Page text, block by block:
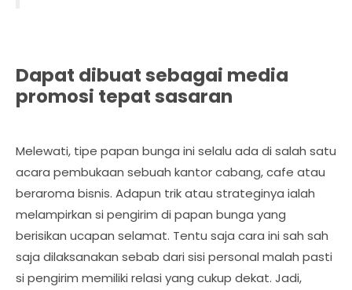
Dapat dibuat sebagai media
promosi tepat sasaran
Melewati, tipe papan bunga ini selalu ada di salah satu
acara pembukaan sebuah kantor cabang, cafe atau
beraroma bisnis. Adapun trik atau strateginya ialah
melampirkan si pengirim di papan bunga yang
berisikan ucapan selamat. Tentu saja cara ini sah sah
saja dilaksanakan sebab dari sisi personal malah pasti
si pengirim memiliki relasi yang cukup dekat. Jadi,